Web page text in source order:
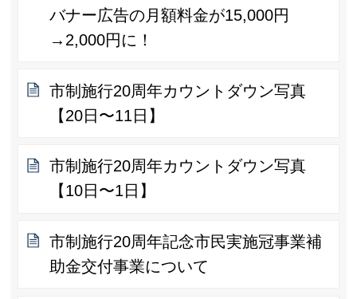
バナー広告の月額料金が15,000円
→2,000円に！
市制施行20周年カウントダウン写真
【20日〜11日】
市制施行20周年カウントダウン写真
【10日〜1日】
市制施行20周年記念市民実施冠事業補
助金交付事業について